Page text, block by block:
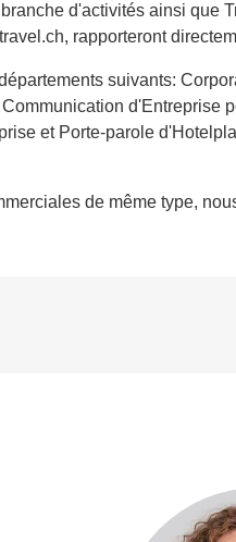
d'activités ainsi
rapporteront
suivants:
et Porte-parole
de même type,